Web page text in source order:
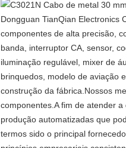
Dongguan TianQian Electronics
componentes de alta precisão,
banda, interruptor CA, sensor,
iluminação regulável, mixer de
brinquedos, modelo de aviação
construção da fábrica.Nossos
componentes.A fim de atender
produção automatizadas que
termos sido o principal